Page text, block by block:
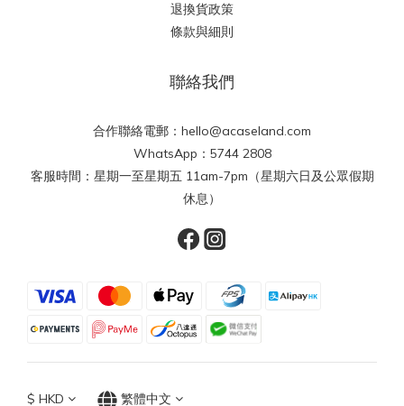
退換貨政策
條款與細則
聯絡我們
合作聯絡電郵：hello@acaseland.com
WhatsApp：5744 2808
客服時間：星期一至星期五 11am-7pm（星期六日及公眾假期
休息）
$ HKD 繁體中文